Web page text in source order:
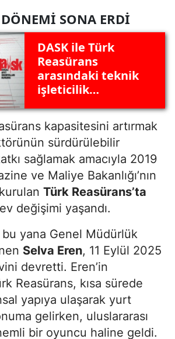
DÖNEMI SONA ERDI
DASK ile Türk
Reasürans
arasındaki teknik
işleticilik
yenilendi
kapasitesini artırmak
sürdürülebilir
sağlamak amacıyla 2019
ve Maliye Bakanlığı’nın
Türk Reasürans’ta
değişimi yaşandı.
yana Genel Müdürlük
Selva Eren, 11 Eylül 2025
devretti. Eren’in
Reasürans, kısa sürede
yapıya ulaşarak yurt
gelirken, uluslararası
bir oyuncu haline geldi.